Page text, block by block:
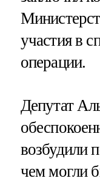
участия в
операции.
Депутат
возбудили
чем могли